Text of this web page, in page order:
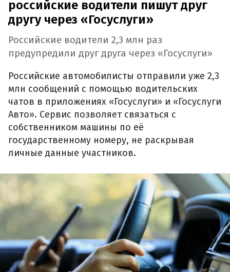
российские водители пишут друг
другу через «Госуслуги»
Российские водители 2,3 млн раз
предупредили друг друга через «Госуслуги»
Российские автомобилисты отправили уже 2,3
млн сообщений с помощью водительских
чатов в приложениях «Госуслуги» и «Госуслуги
Авто». Сервис позволяет связаться с
собственником машины по её
государственному номеру, не раскрывая
личные данные участников.